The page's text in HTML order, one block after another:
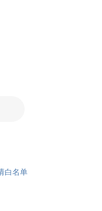
白名单